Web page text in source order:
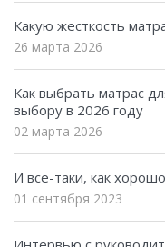
Какую жесткость
26 марта 2026
Как выбрать матрас
выбору в 2026 году
02 марта 2026
И все-таки, как
01 сентября 2023